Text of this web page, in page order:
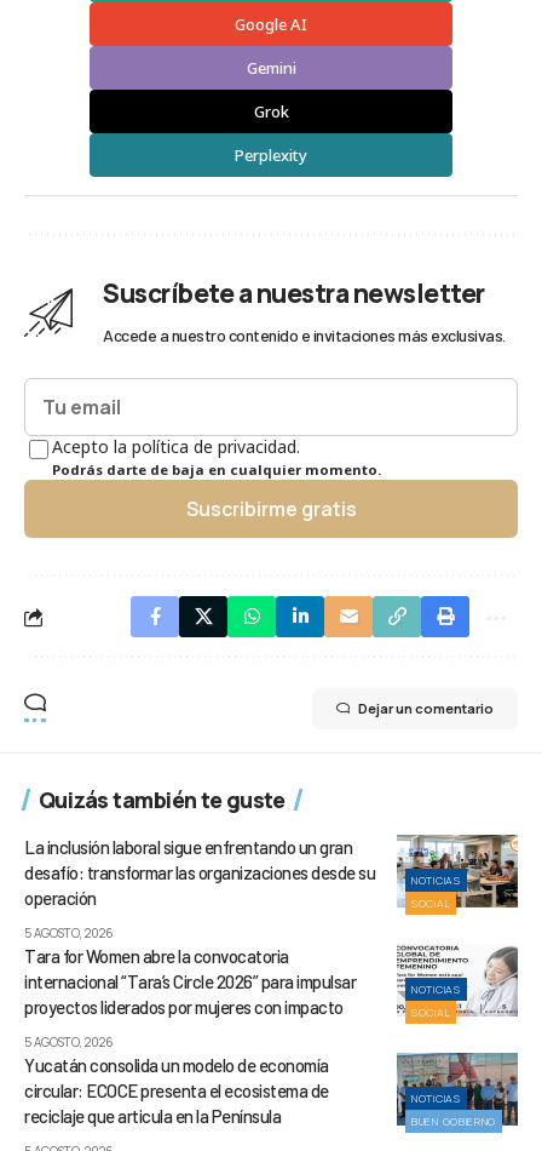
Google AI
Gemini
Grok
Perplexity
Suscríbete a nuestra newsletter
Accede a nuestro contenido e invitaciones más exclusivas.
Acepto la política de privacidad.
Podrás darte de baja en cualquier momento.
Suscribirme gratis
Dejar un comentario
Quizás también te guste
NOTICIAS
SOCIAL
La inclusión laboral sigue enfrentando un gran
desafío: transformar las organizaciones desde su
operación
5 AGOSTO, 2026
NOTICIAS
SOCIAL
Tara for Women abre la convocatoria
internacional “Tara’s Circle 2026” para impulsar
proyectos liderados por mujeres con impacto
5 AGOSTO, 2026
NOTICIAS
BUEN GOBIERNO
Yucatán consolida un modelo de economía
circular: ECOCE presenta el ecosistema de
reciclaje que articula en la Península